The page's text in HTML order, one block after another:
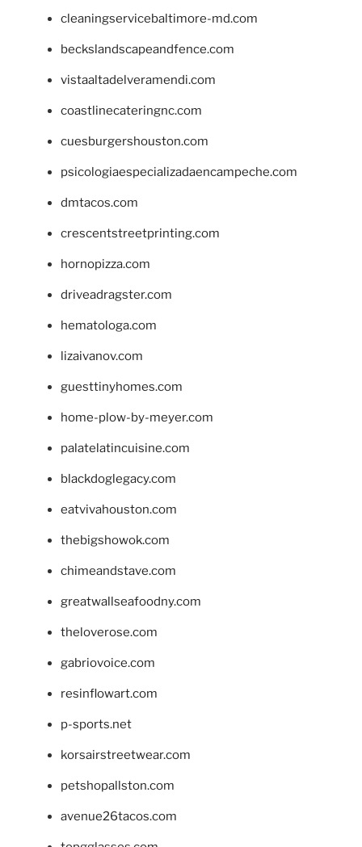
cleaningservicebaltimore-md.com
beckslandscapeandfence.com
vistaaltadelveramendi.com
coastlinecateringnc.com
cuesburgershouston.com
psicologiaespecializadaencampeche.com
dmtacos.com
crescentstreetprinting.com
hornopizza.com
driveadragster.com
hematologa.com
lizaivanov.com
guesttinyhomes.com
home-plow-by-meyer.com
palatelatincuisine.com
blackdoglegacy.com
eatvivahouston.com
thebigshowok.com
chimeandstave.com
greatwallseafoodny.com
theloverose.com
gabriovoice.com
resinflowart.com
p-sports.net
korsairstreetwear.com
petshopallston.com
avenue26tacos.com